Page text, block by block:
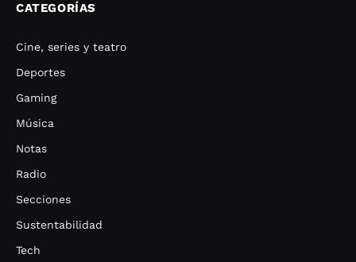
CATEGORÍAS
Cine, series y teatro
Deportes
Gaming
Música
Notas
Radio
Secciones
Sustentabilidad
Tech